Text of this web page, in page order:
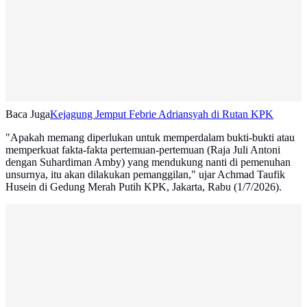
Baca JugaKejagung Jemput Febrie Adriansyah di Rutan KPK
"Apakah memang diperlukan untuk memperdalam bukti-bukti atau
memperkuat fakta-fakta pertemuan-pertemuan (Raja Juli Antoni
dengan Suhardiman Amby) yang mendukung nanti di pemenuhan
unsurnya, itu akan dilakukan pemanggilan," ujar Achmad Taufik
Husein di Gedung Merah Putih KPK, Jakarta, Rabu (1/7/2026).